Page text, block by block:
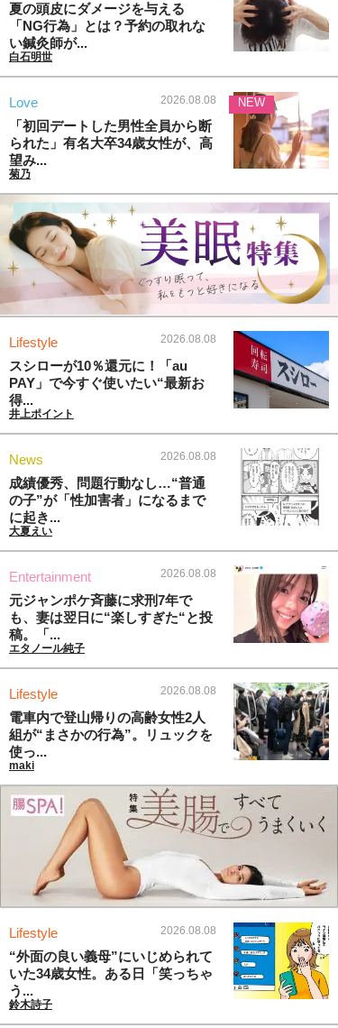
夏の頭皮にダメージを与える
「NG行為」とは？予約の取れな
い鍼灸師が...
白石明世
Love 2026.08.08
「初回デートした男性全員から断
られた」有名大卒34歳女性が、高
望み...
菊乃
NEW
Lifestyle 2026.08.08
スシローが10％還元に！「au
PAY」で今すぐ使いたい“最新お
得...
井上ポイント
News 2026.08.08
成績優秀、問題行動なし…“普通
の子”が「性加害者」になるまで
に起き...
大夏えい
Entertainment 2026.08.08
元ジャンポケ斉藤に求刑7年で
も、妻は翌日に“楽しすぎた“と投
稿。「...
エタノール純子
Lifestyle 2026.08.08
電車内で登山帰りの高齢女性2人
組が“まさかの行為”。リュックを
使っ...
maki
Lifestyle 2026.08.08
“外面の良い義母”にいじめられて
いた34歳女性。ある日「笑っちゃ
う...
鈴木詩子